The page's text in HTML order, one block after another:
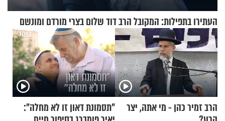
העתירו בתפילות: המקובל הרב דוד שלום בצרי מורדם ומונשם
הרב זמיר כהן - מי אתה, יצר
"תסמונת דאון זו לא מחלה":